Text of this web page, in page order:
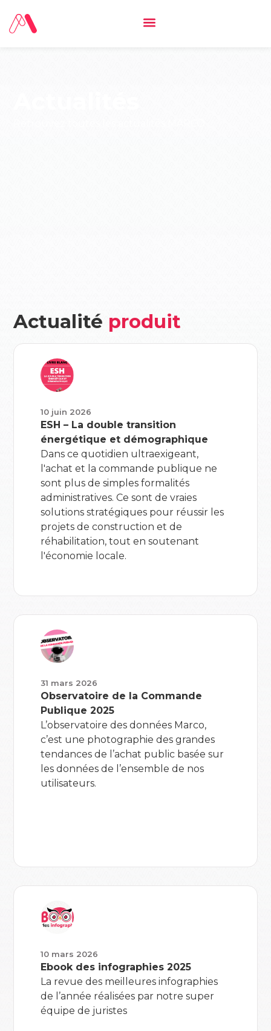
Actualité produit
10 juin 2026
ESH – La double transition
énergétique et démographique
Dans ce quotidien ultraexigeant,
l'achat et la commande publique ne
sont plus de simples formalités
administratives. Ce sont de vraies
solutions stratégiques pour réussir les
projets de construction et de
réhabilitation, tout en soutenant
l'économie locale.
31 mars 2026
Observatoire de la Commande
Publique 2025
L’observatoire des données Marco,
c’est une photographie des grandes
tendances de l’achat public basée sur
les données de l’ensemble de nos
utilisateurs.
10 mars 2026
Ebook des infographies 2025
La revue des meilleures infographies
de l’année réalisées par notre super
équipe de juristes